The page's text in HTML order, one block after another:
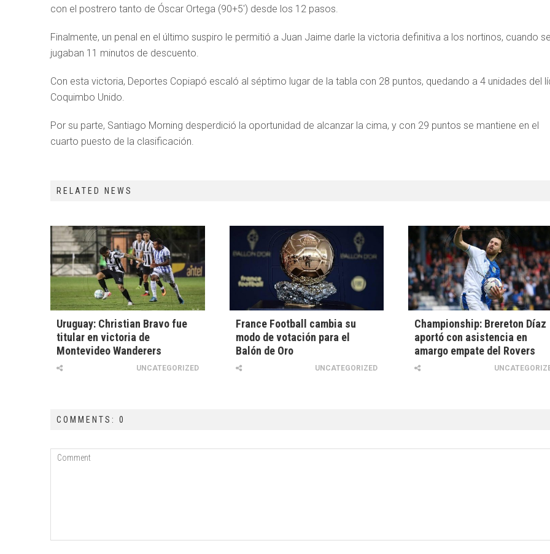
con el postrero tanto de Óscar Ortega (90+5′) desde los 12 pasos.
Finalmente, un penal en el último suspiro le permitió a Juan Jaime darle la victoria definitiva a los nortinos, cuando se
jugaban 11 minutos de descuento.
Con esta victoria, Deportes Copiapó escaló al séptimo lugar de la tabla con 28 puntos, quedando a 4 unidades del
Coquimbo Unido.
Por su parte, Santiago Morning desperdició la oportunidad de alcanzar la cima, y con 29 puntos se mantiene en el
cuarto puesto de la clasificación.
RELATED NEWS
Uruguay: Christian Bravo fue
titular en victoria de
Montevideo Wanderers
UNCATEGORIZED
France Football cambia su
modo de votación para el
Balón de Oro
UNCATEGORIZED
Championship: Brereton Díaz
aportó con asistencia en
amargo empate del Rovers
COMMENTS: 0